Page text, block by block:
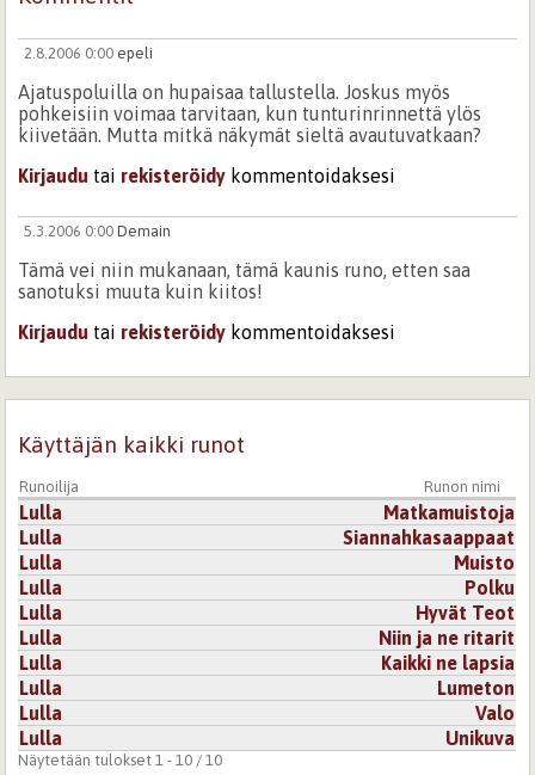
2.8.2006 0:00 epeli
Ajatuspoluilla on hupaisaa tallustella. Joskus myös
pohkeisiin voimaa tarvitaan, kun tunturinrinnettä ylös
kiivetään. Mutta mitkä näkymät sieltä avautuvatkaan?
Kirjaudu tai rekisteröidy kommentoidaksesi
5.3.2006 0:00 Demain
Tämä vei niin mukanaan, tämä kaunis runo, etten saa
sanotuksi muuta kuin kiitos!
Kirjaudu tai rekisteröidy kommentoidaksesi
Käyttäjän kaikki runot
Runoilija Runon nimi
Lulla
Matkamuistoja
Lulla
Siannahkasaappaat
Lulla
Muisto
Lulla
Polku
Lulla
Hyvät Teot
Lulla
Niin ja ne ritarit
Lulla
Kaikki ne lapsia
Lulla
Lumeton
Lulla
Valo
Lulla
Unikuva
Näytetään tulokset 1 - 10 / 10